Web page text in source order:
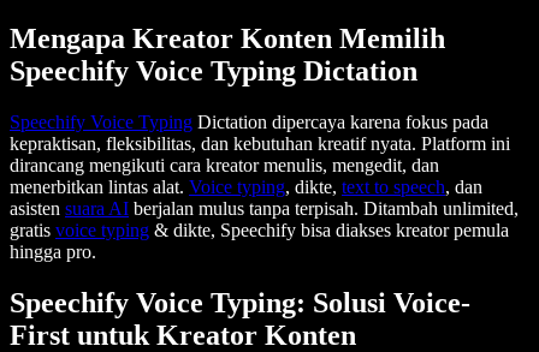
Mengapa Kreator Konten Memilih
Speechify Voice Typing Dictation
Speechify Voice Typing Dictation dipercaya karena fokus pada
kepraktisan, fleksibilitas, dan kebutuhan kreatif nyata. Platform ini
dirancang mengikuti cara kreator menulis, mengedit, dan
menerbitkan lintas alat. Voice typing, dikte, text to speech, dan
asisten suara AI berjalan mulus tanpa terpisah. Ditambah unlimited,
gratis voice typing & dikte, Speechify bisa diakses kreator pemula
hingga pro.
Speechify Voice Typing: Solusi Voice-
First untuk Kreator Konten